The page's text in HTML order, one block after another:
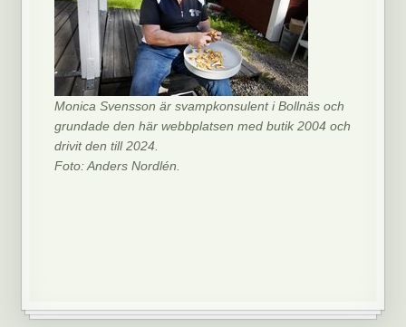
Monica Svensson är svampkonsulent i Bollnäs och
grundade den här webbplatsen med butik 2004 och
drivit den till 2024.
Foto: Anders Nordlén.